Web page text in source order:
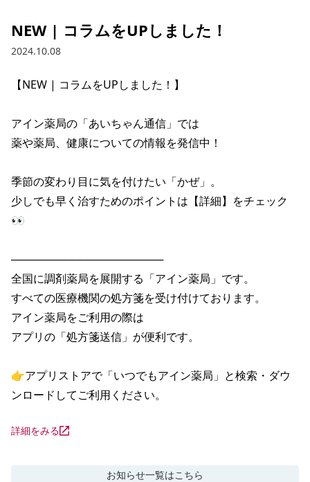
NEW | コラムをUPしました！
2024.10.08
【NEW | コラムをUPしました！】
アイン薬局の「あいちゃん通信」では
薬や薬局、健康についての情報を発信中！
季節の変わり目に気を付けたい「かぜ」。
少しでも早く治すためのポイントは【詳細】をチェック
👀
────────────────────
全国に調剤薬局を展開する「アイン薬局」です。
すべての医療機関の処方箋を受け付けております。
アイン薬局をご利用の際は
アプリの「処方箋送信」が便利です。
👉アプリストアで「いつでもアイン薬局」と検索・ダウ
ンロードしてご利用ください。
詳細をみる
お知らせ一覧はこちら